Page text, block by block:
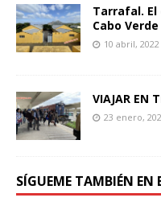
Tarrafal.
Cabo Verde
10 abril, 2022
VIAJAR EN
23 enero,
SÍGUEME TAMBIÉN EN